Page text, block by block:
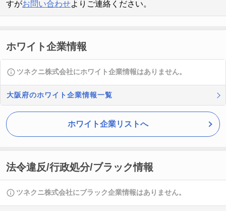
すがお問い合わせよりご連絡ください。
ホワイト企業情報
ツネクニ株式会社にホワイト企業情報はありません。
大阪府のホワイト企業情報一覧
ホワイト企業リストへ
法令違反/行政処分/ブラック情報
ツネクニ株式会社にブラック企業情報はありません。